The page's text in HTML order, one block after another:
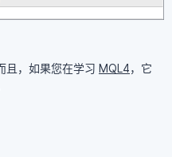
且，如果您在学习 MQL4，它